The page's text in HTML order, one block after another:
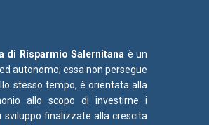
di Risparmio Salernitana è un
autonomo; essa non persegue
stesso tempo, è orientata alla
allo scopo di investirne i
sviluppo finalizzate alla crescita